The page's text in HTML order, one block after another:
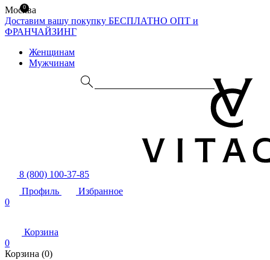
Москва
Доставим вашу покупку БЕСПЛАТНО ОПТ и
ФРАНЧАЙЗИНГ
Женщинам
Мужчинам
8 (800) 100-37-85
Профиль
Избранное
0
Корзина
0
Корзина (0)
0